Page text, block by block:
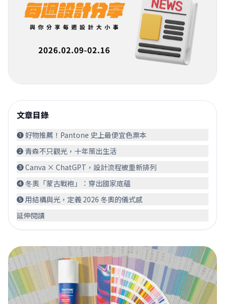
文章目錄
❶ 好物推薦！Pantone 史上最便宜色票本
❷ 青森不只觀光，十年策出生活
❸ Canva × ChatGPT，設計流程被重新排列
❹ 冬奧「蒙古戰袍」：穿出國家底蘊
❺ 用結構與光，定義 2026 冬奧的儀式感
延伸閱讀